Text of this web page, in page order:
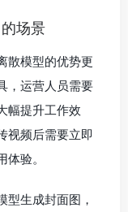
场景
散模型的优势更
，运营人员需要
幅提升工作效
视频后需要立即
验。
型生成封面图，